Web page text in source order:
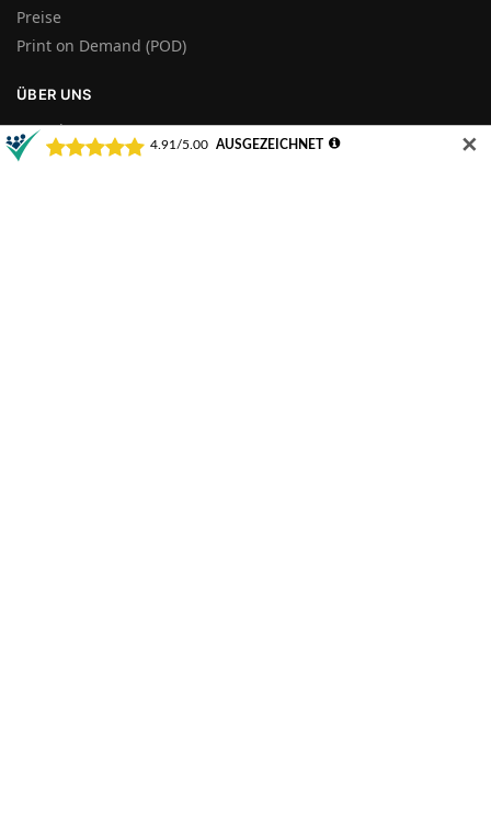
Preise
Print on Demand (POD)
ÜBER UNS
Kontakt
Über uns
✕